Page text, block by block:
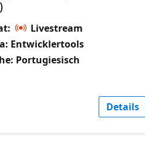
Livestream
Entwicklertools
Portugiesisch
Details